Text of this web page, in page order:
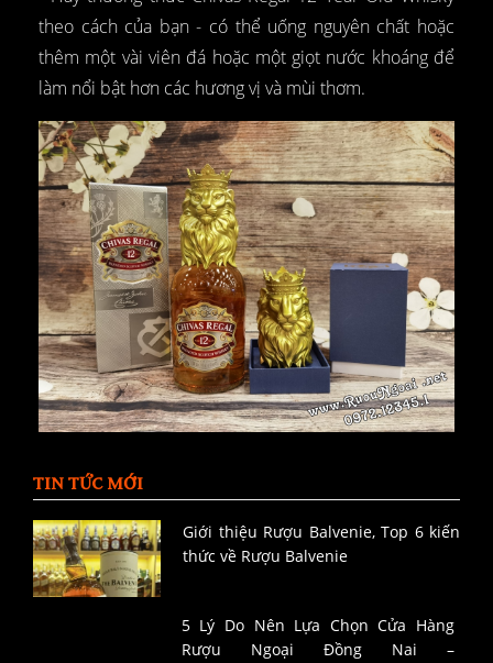
theo cách của bạn - có thể uống nguyên chất hoặc
thêm một vài viên đá hoặc một giọt nước khoáng để
làm nổi bật hơn các hương vị và mùi thơm.
TIN TỨC MỚI
Giới thiệu Rượu Balvenie, Top 6 kiến
thức về Rượu Balvenie
5 Lý Do Nên Lựa Chọn Cửa Hàng
Rượu Ngoại Đồng Nai –